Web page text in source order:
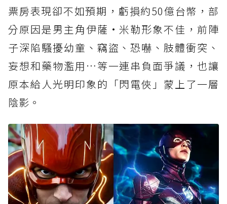
票房表現卻不如預期，虧損約50億台幣，部
分原因是男主角伊薩·米勒形象不佳，前陣
子深陷騷擾幼童、竊盜、恐嚇、肢體衝突、
妄想和藥物濫用…等一連串負面爭議，也讓
原本給人光明印象的「閃電俠」蒙上了一層
陰影。